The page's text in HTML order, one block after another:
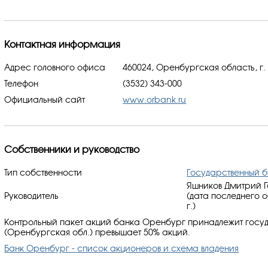
Контактная информация
Адрес головного офиса
460024, Оренбургская область,
Телефон
(3532) 343-000
Официальный сайт
www.orbank.ru
Собственники и руководство
Тип собственности Государственный
Руководитель
Яшников Дмитрий
(дата последнего
г.)
Контрольный пакет акций банка Оренбург принадлежит
(Оренбургская обл.) превышает 50% акций.
Банк Оренбург - список акционеров и схема владения